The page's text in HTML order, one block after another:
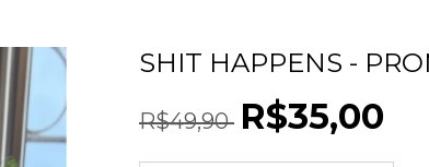
SHIT HAPPENS -
R$49,90 R$35,00